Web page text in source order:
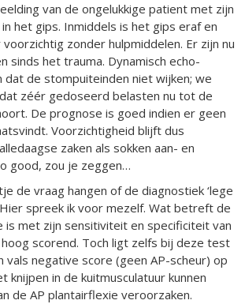
van de ongelukkige patient met zijn
het gips. Inmiddels is het gips eraf en
zonder hulpmiddelen. Er zijn nu
sinds het trauma. Dynamisch echo-
dat de stompuiteinden niet wijken; we
zéér gedoseerd belasten nu tot de
De prognose is goed indien er geen
Voorzichtigheid blijft dus
zaken als sokken aan- en
good, zou je zeggen…
de vraag hangen of de diagnostiek ‘lege
spreek ik voor mezelf. Wat betreft de
is met zijn sensitiviteit en specificiteit van
scorend. Toch ligt zelfs bij deze test
vals negative score (geen AP-scheur) op
knijpen in de kuitmusculatuur kunnen
de AP plantairflexie veroorzaken.